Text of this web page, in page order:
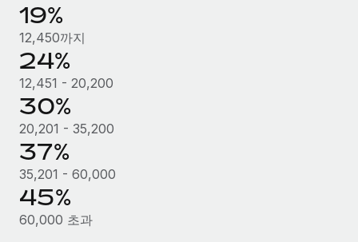
19%
12,450까지
24%
12,451 - 20,200
30%
20,201 - 35,200
37%
35,201 - 60,000
45%
60,000 초과